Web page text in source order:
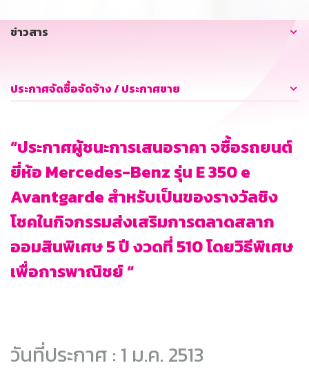
ข่าวสาร
ประกาศจัดซื้อจัดจ้าง / ประกาศขาย
“ประกาศผู้ชนะการเสนอราคา จซื้อรถยนต์
ยี่ห้อ Mercedes-Benz รุ่น E 350 e
Avantgarde สำหรับเป็นของรางวัลชิง
โชคในกิจกรรมส่งเสริมการตลาดสลาก
ออมสินพิเศษ 5 ปี งวดที่ 510 โดยวิธีพิเศษ
เพื่อการพาณิชย์ “
วันที่ประกาศ : 1 ม.ค. 2513